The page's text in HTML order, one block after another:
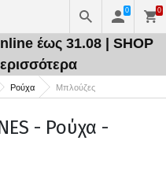
0 0
έως 31.08 | SHOP
Ρούχα Μπλούζες
- Ρούχα -